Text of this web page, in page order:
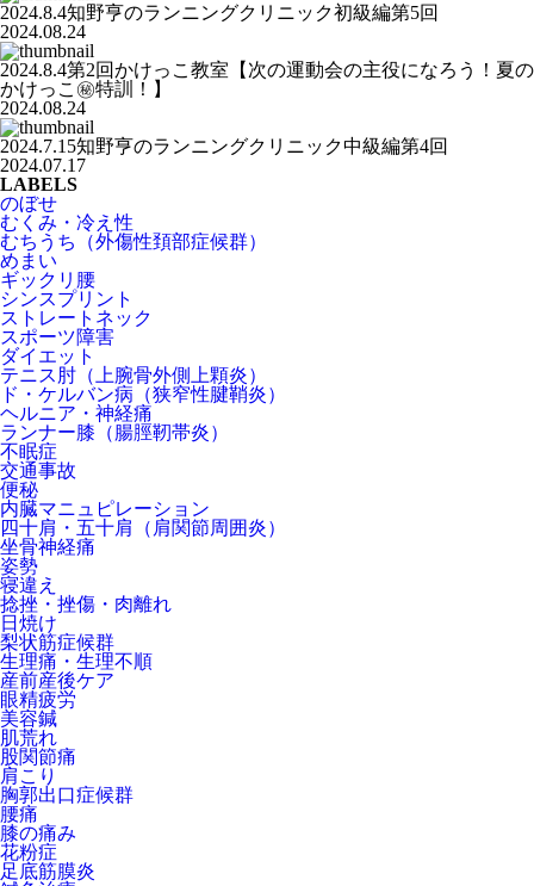
2024.8.4知野亨のランニングクリニック初級編第5回
2024.08.24
2024.8.4第2回かけっこ教室【次の運動会の主役になろう！夏の
かけっこ㊙️特訓！】
2024.08.24
2024.7.15知野亨のランニングクリニック中級編第4回
2024.07.17
LABELS
のぼせ
むくみ・冷え性
むちうち（外傷性頚部症候群）
めまい
ギックリ腰
シンスプリント
ストレートネック
スポーツ障害
ダイエット
テニス肘（上腕骨外側上顆炎）
ド・ケルバン病（狭窄性腱鞘炎）
ヘルニア・神経痛
ランナー膝（腸脛靭帯炎）
不眠症
交通事故
便秘
内臓マニュピレーション
四十肩・五十肩（肩関節周囲炎）
坐骨神経痛
姿勢
寝違え
捻挫・挫傷・肉離れ
日焼け
梨状筋症候群
生理痛・生理不順
産前産後ケア
眼精疲労
美容鍼
肌荒れ
股関節痛
肩こり
胸郭出口症候群
腰痛
膝の痛み
花粉症
足底筋膜炎